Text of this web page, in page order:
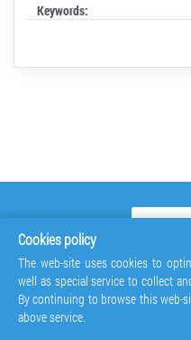
Keywords:
Cookies policy
The web-site uses cookies to
well as special service to collect
By continuing to browse this web-
above service.